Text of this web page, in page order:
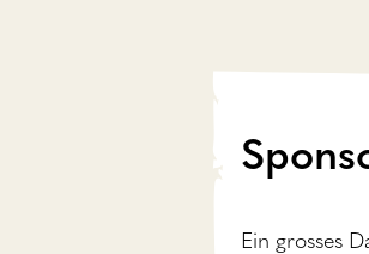
Ein grosses